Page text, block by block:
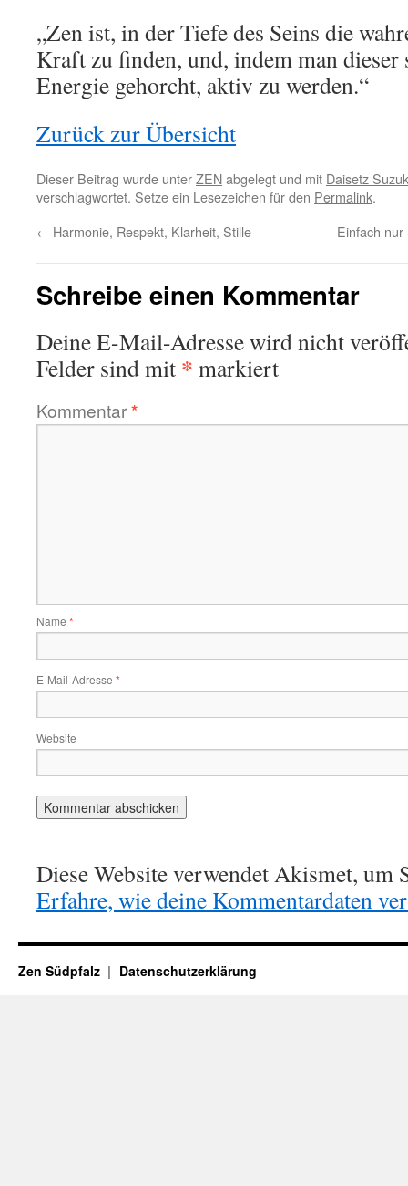
„Zen ist, in der Tiefe des Seins die
Kraft zu finden, und, indem man dieser
Energie gehorcht, aktiv zu werden.“
Zurück zur Übersicht
Dieser Beitrag wurde unterZENabgelegt und mit Daisetz
verschlagwortet. Setze ein Lesezeichen für den Permalink.
← Harmonie, Respekt, Klarheit, Stille Einfach
Schreibe einen Kommentar
Deine E-Mail-Adresse wird nicht
Felder sind mit * markiert
Kommentar*
Name *
E-Mail-Adresse *
Website
Diese Website verwendet Akismet, um
Erfahre, wie deine Kommentardaten
Zen Südpfalz Datenschutzerklärung